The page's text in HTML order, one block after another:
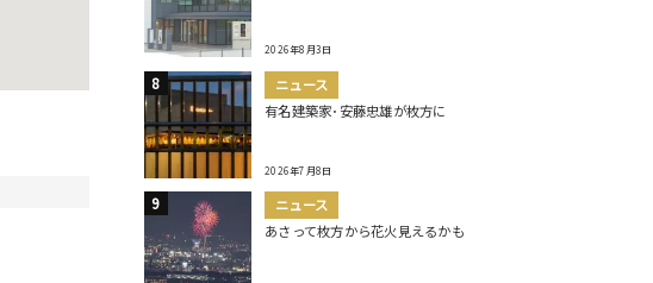
2026年8月3日
ニュース
有名建築家･安藤忠雄が枚方に
2026年7月8日
ニュース
あさって枚方から花火見えるかも